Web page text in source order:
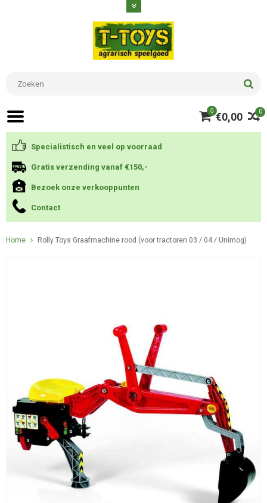
0
0 €0,00
Specialistisch en veel op voorraad
Gratis verzending vanaf €150,-
Bezoek onze verkooppunten
Contact
Home Rolly Toys Graafmachine rood (voor tractoren 03 / 04 / Unimog)